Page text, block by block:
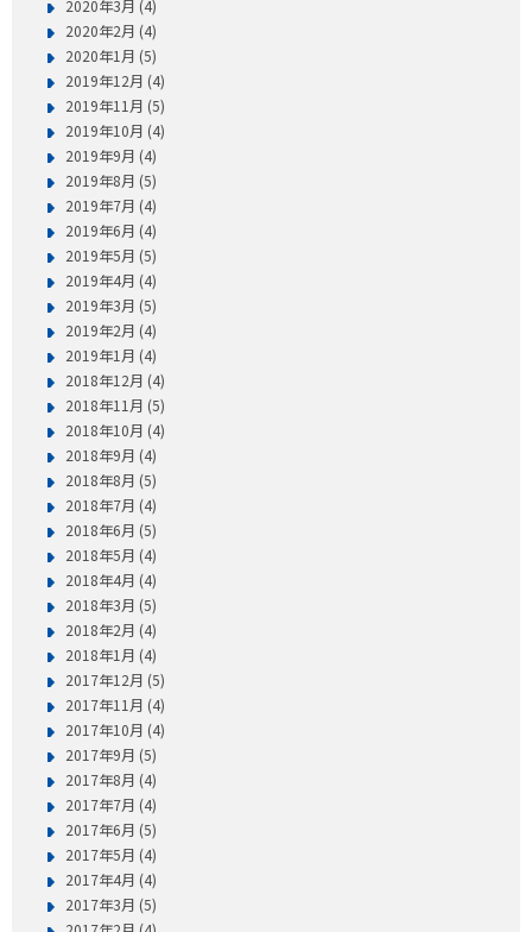
2020年3月 (4)
2020年2月 (4)
2020年1月 (5)
2019年12月 (4)
2019年11月 (5)
2019年10月 (4)
2019年9月 (4)
2019年8月 (5)
2019年7月 (4)
2019年6月 (4)
2019年5月 (5)
2019年4月 (4)
2019年3月 (5)
2019年2月 (4)
2019年1月 (4)
2018年12月 (4)
2018年11月 (5)
2018年10月 (4)
2018年9月 (4)
2018年8月 (5)
2018年7月 (4)
2018年6月 (5)
2018年5月 (4)
2018年4月 (4)
2018年3月 (5)
2018年2月 (4)
2018年1月 (4)
2017年12月 (5)
2017年11月 (4)
2017年10月 (4)
2017年9月 (5)
2017年8月 (4)
2017年7月 (4)
2017年6月 (5)
2017年5月 (4)
2017年4月 (4)
2017年3月 (5)